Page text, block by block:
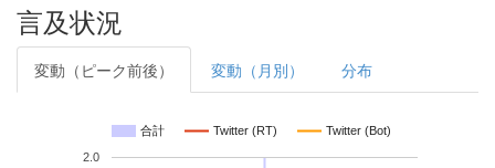
言及状況
変動（ピーク前後） 変動（月別） 分布
合計 Twitter (RT) Twitter (Bot)
2.0